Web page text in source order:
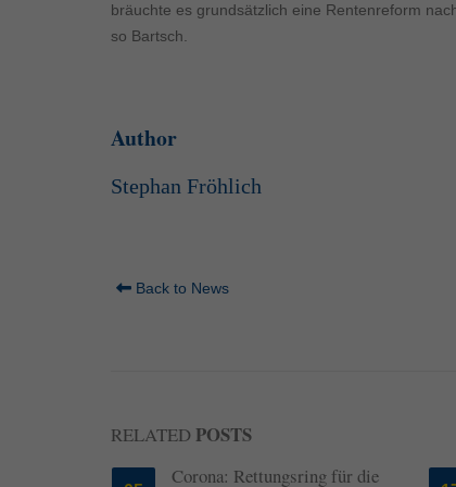
bräuchte es grundsätzlich eine Rentenreform
so Bartsch.
Author
Stephan Fröhlich
Back to News
RELATED POSTS
Corona: Rettungsring für die